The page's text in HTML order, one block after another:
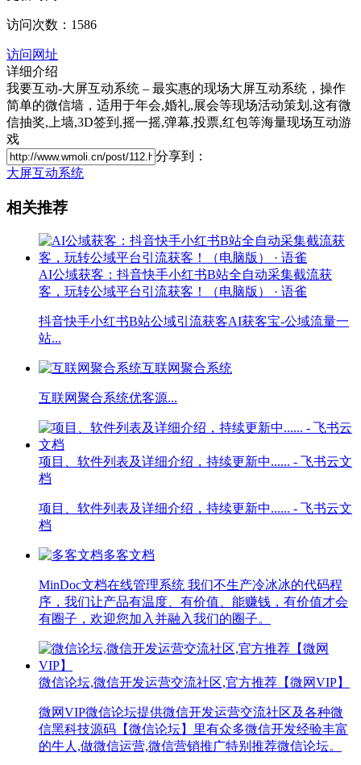
访问次数：1586
访问网址
详细介绍
我要互动-大屏互动系统 – 最实惠的现场大屏互动系统，操作
简单的微信墙，适用于年会,婚礼,展会等现场活动策划,这有微
信抽奖,上墙,3D签到,摇一摇,弹幕,投票,红包等海量现场互动游
戏
分享到：
大屏互动系统
相关推荐
AI公域获客：抖音快手小红书B站全自动采集截流获
客，玩转公域平台引流获客！（电脑版） · 语雀
抖音快手小红书B站公域引流获客AI获客宝-公域流量一
站...
互联网聚合系统
互联网聚合系统优客源...
项目、软件列表及详细介绍，持续更新中...... - 飞书云文
档
项目、软件列表及详细介绍，持续更新中...... - 飞书云文
档
多客文档
MinDoc文档在线管理系统 我们不生产冷冰冰的代码程
序，我们让产品有温度、有价值、能赚钱，有价值才会
有圈子，欢迎您加入并融入我们的圈子。
微信论坛,微信开发运营交流社区,官方推荐【微网VIP】
微网VIP微信论坛提供微信开发运营交流社区及各种微
信黑科技源码【微信论坛】里有众多微信开发经验丰富
的牛人,做微信运营,微信营销推广特别推荐微信论坛。